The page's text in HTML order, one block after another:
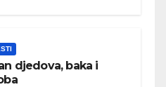
djedova, baka i